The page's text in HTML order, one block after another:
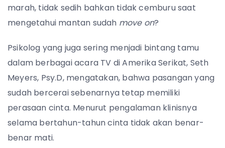
marah, tidak sedih bahkan tidak cemburu saat
mengetahui mantan sudah move on?
Psikolog yang juga sering menjadi bintang tamu
dalam berbagai acara TV di Amerika Serikat, Seth
Meyers, Psy.D, mengatakan, bahwa pasangan yang
sudah bercerai sebenarnya tetap memiliki
perasaan cinta. Menurut pengalaman klinisnya
selama bertahun-tahun cinta tidak akan benar-
benar mati.